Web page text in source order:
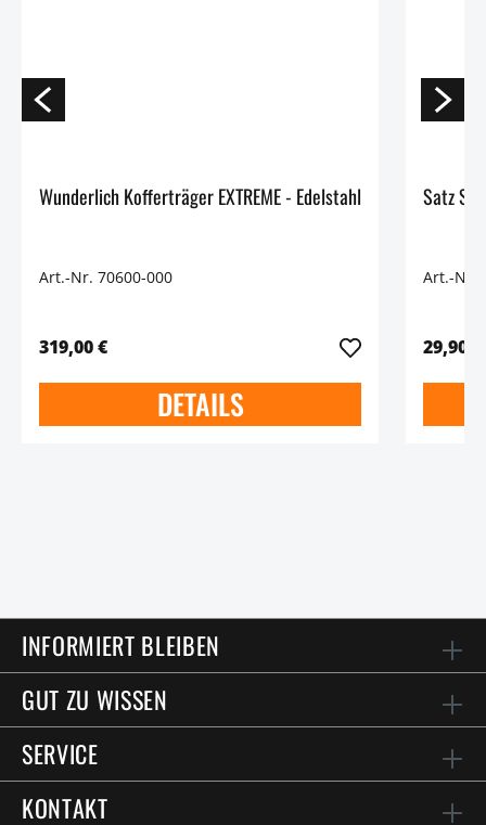
Wunderlich Kofferträger EXTREME - Edelstahl
Art.-Nr. 70600-000
319,00 €
DETAILS
Satz
Art.-Nr.
29,90 €
INFORMIERT BLEIBEN
GUT ZU WISSEN
SERVICE
KONTAKT